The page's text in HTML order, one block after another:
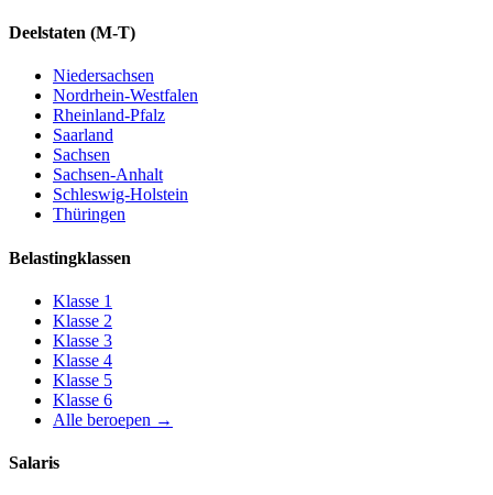
Deelstaten (M-T)
Niedersachsen
Nordrhein-Westfalen
Rheinland-Pfalz
Saarland
Sachsen
Sachsen-Anhalt
Schleswig-Holstein
Thüringen
Belastingklassen
Klasse 1
Klasse 2
Klasse 3
Klasse 4
Klasse 5
Klasse 6
Alle beroepen →
Salaris